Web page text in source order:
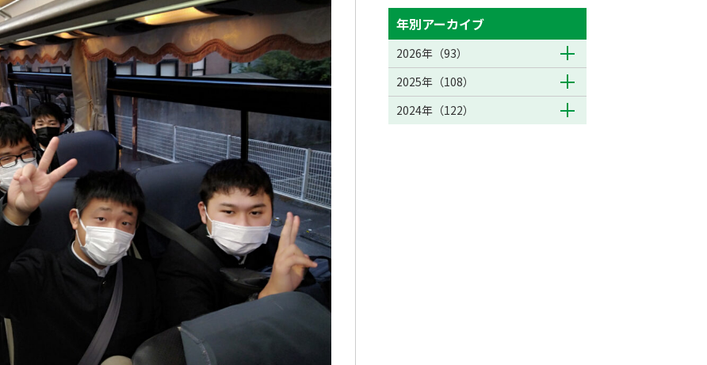
年別アーカイブ
2026年（93）
2025年（108）
2024年（122）